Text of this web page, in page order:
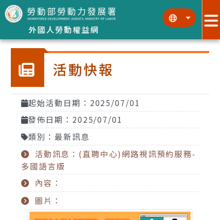
跳到主要內容區塊
外國人勞動權益網
::: :::
活動快報
起始活動日期：2025/07/01
發佈日期：2025/07/01
類別：最新訊息
活動訊息：(直聘中心)網路視訊預約服務-
多國語言版
內容：
圖片：